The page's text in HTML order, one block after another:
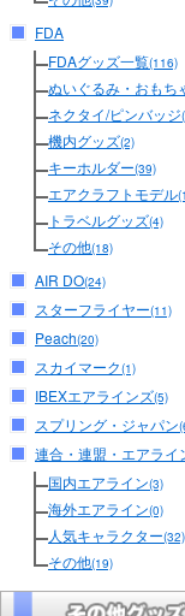
FDA
FDAグッズ一覧(116)
ぬいぐるみ・おもち
ネクタイ/ピンバッジ
機内グッズ(2)
キーホルダー(39)
エアクラフトモデル
トラベルグッズ(4)
その他(18)
AIR DO(24)
スターフライヤー(11)
Peach(20)
スカイマーク(1)
IBEXエアラインズ(5)
スプリング・ジャパン
連合・連盟・エアライ
国内エアライン(3)
海外エアライン(0)
人気キャラクター(32)
その他(19)